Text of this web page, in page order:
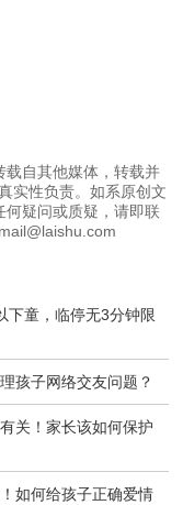
载自其他媒体，转载并
实性负责。如系原创文
疑问或质疑，请即联
下童，临停无3分钟限
孩子网络交友问题？
关！家长该如何保护
如何给孩子正确爱情